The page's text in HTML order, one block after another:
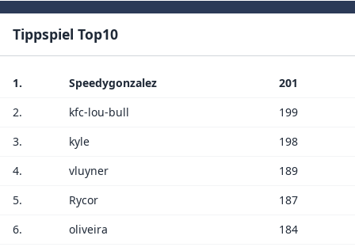
Tippspiel Top10
1. Speedygonzalez
201
2.
kfc-lou-bull
199
3.
kyle
198
4.
vluyner
189
5.
Rycor
187
6.
oliveira 184